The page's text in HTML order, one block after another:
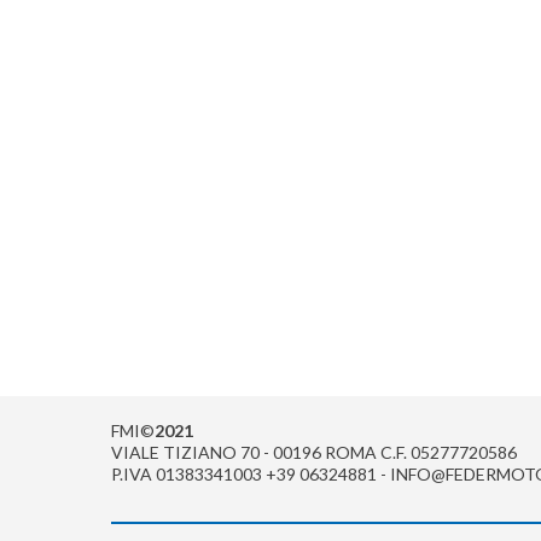
FMI©2021
VIALE TIZIANO 70 - 00196 ROMA C.F. 05277720586
P.IVA 01383341003 +39 06324881 -